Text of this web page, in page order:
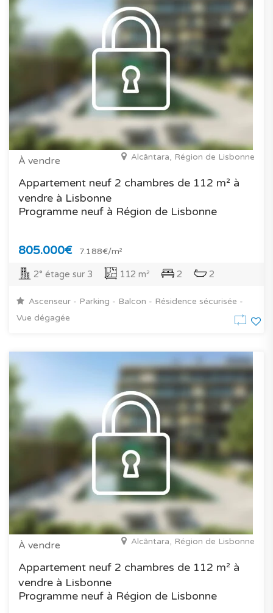
À vendre Alcântara, Région de Lisbonne
Appartement neuf 2 chambres de 112 m² à
vendre à Lisbonne
Programme neuf à Région de Lisbonne
805.000€ 7.188€/m²
2° étage sur 3 112 m² 2 2
Ascenseur - Parking - Balcon - Résidence sécurisée -
Vue dégagée
À vendre Alcântara, Région de Lisbonne
Appartement neuf 2 chambres de 112 m² à
vendre à Lisbonne
Programme neuf à Région de Lisbonne